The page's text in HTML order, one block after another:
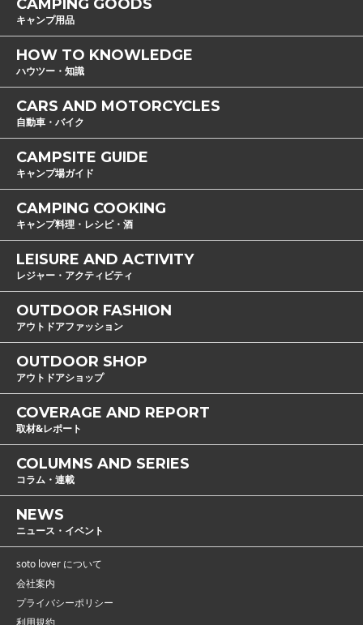
CAMPING GOODS
キャンプ用品
HOW TO KNOWLEDGE
ハウツー・知識
CARS AND MOTORCYCLES
自動車・バイク
CAMPSITE GUIDE
キャンプ場ガイド
CAMPING COOKING
キャンプ料理・レシピ・酒
LEISURE AND ACTIVITY
レジャー・アクティビティ
OUTDOOR FASHION
アウトドアファッション
OUTDOOR SHOP
アウトドアショップ
COVERAGE AND REPORT
取材&レポート
COLUMNS AND SERIES
コラム・連載
NEWS
ニュース・イベント
soto lover について
会社案内
プライバシーポリシー
利用規約